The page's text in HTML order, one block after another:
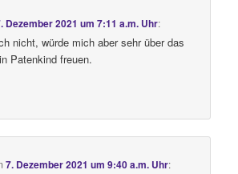
Dezember 2021 um 7:11 a.m. Uhr:
nicht, würde mich aber sehr über das
Patenkind freuen.
7. Dezember 2021 um 9:40 a.m. Uhr: